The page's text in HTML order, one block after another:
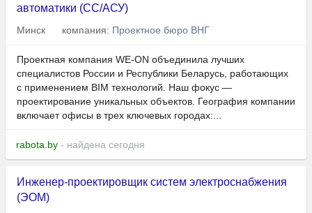
автоматики (СС/АСУ)
Минск компания: Проектное бюро ВНГ
Проектная компания WE-ON объединила лучших
специалистов России и Республики Беларусь, работающих
с применением BIM технологий. Наш фокус —
проектирование уникальных объектов. География компании
включает офисы в трех ключевых городах:...
rabota.by - найдена сегодня
Инженер-проектировщик систем электроснабжения
(ЭОМ)